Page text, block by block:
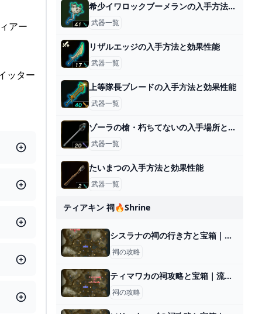
ッター
希少イワロックブーメランの入手方法と効果性能
武器一覧
リザルエッジの入手方法と効果性能
武器一覧
上等隊長ブレードの入手方法と効果性能
武器一覧
ゾーラの槍・朽ちてないの入手場所と効果
武器一覧
たいまつの入手方法と効果性能
武器一覧
ティアキン 祠🔥shrine
シスラナの祠の行き方と宝箱｜ラウルの祝福
祠の攻略
ティマワカの祠攻略と宝箱｜流れに逆らって
祠の攻略